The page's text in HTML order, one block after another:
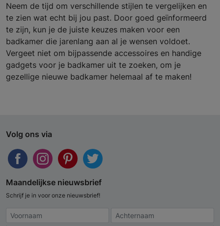
Neem de tijd om verschillende stijlen te vergelijken en
te zien wat echt bij jou past. Door goed geïnformeerd
te zijn, kun je de juiste keuzes maken voor een
badkamer die jarenlang aan al je wensen voldoet.
Vergeet niet om bijpassende accessoires en handige
gadgets voor je badkamer uit te zoeken, om je
gezellige nieuwe badkamer helemaal af te maken!
Volg ons via
Maandelijkse nieuwsbrief
Schrijf je in voor onze nieuwsbrief!